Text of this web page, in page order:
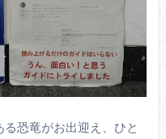
恐竜がお出迎え、ひと